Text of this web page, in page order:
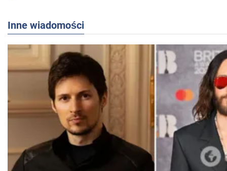
Inne wiadomości